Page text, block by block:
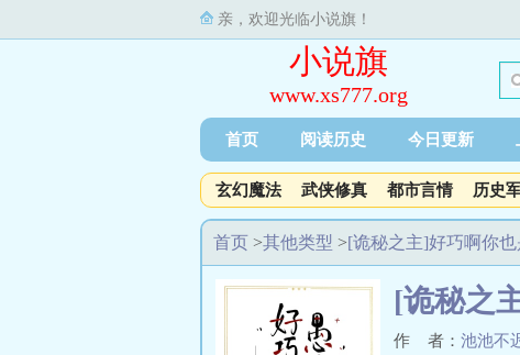
亲，欢迎光临小说旗！
小说旗
www.xs777.org
首页 阅读历史 今日更新
玄幻魔法 武侠修真 都市言情 历史
首页 >其他类型 >[诡秘之主]好巧啊你也
[诡秘之
作 者： 池池不